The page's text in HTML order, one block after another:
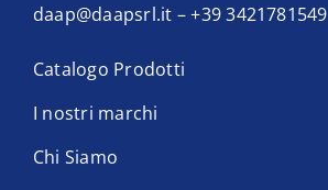
daap@daapsrl.it –+39 3421781549
Catalogo Prodotti
I nostri marchi
Chi Siamo